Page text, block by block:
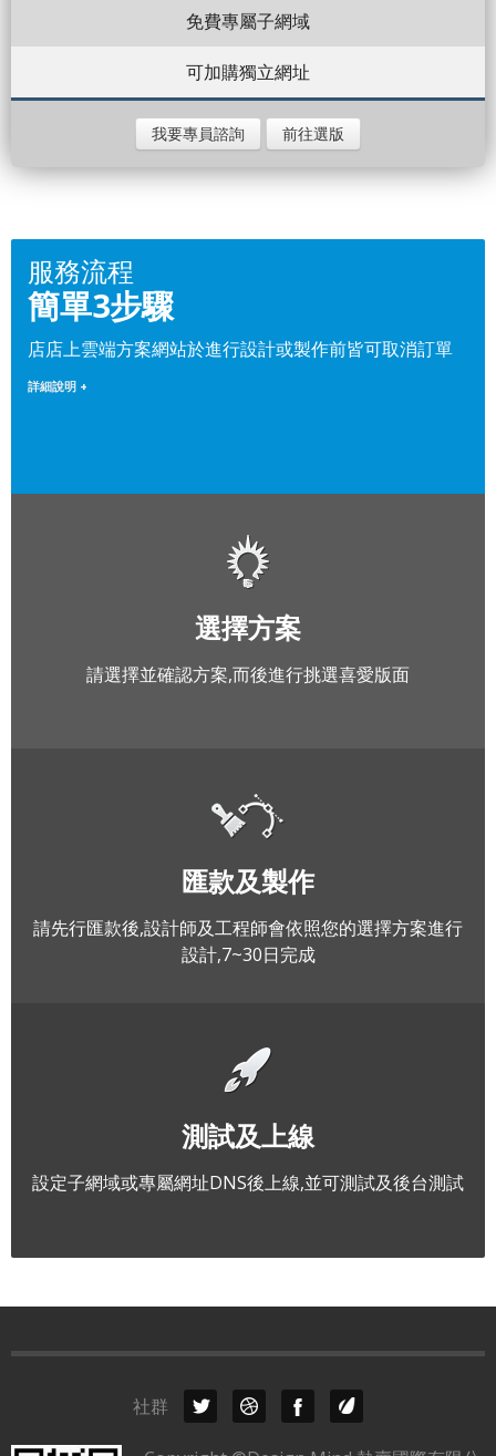
免費專屬子網域
可加購獨立網址
我要專員諮詢 前往選版
服務流程
簡單3步驟
店店上雲端方案網站於進行設計或製作前皆可取消訂單
詳細說明 +
選擇方案
請選擇並確認方案,而後進行挑選喜愛版面
匯款及製作
請先行匯款後,設計師及工程師會依照您的選擇方案進行
設計,7~30日完成
測試及上線
設定子網域或專屬網址DNS後上線,並可測試及後台測試
社群